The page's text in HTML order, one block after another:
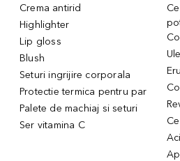
Crema antirid
Highlighter
Lip gloss
Blush
Seturi ingrijire corporala
Protectie termica pentru par
Palete de machiaj si seturi
Ser vitamina C